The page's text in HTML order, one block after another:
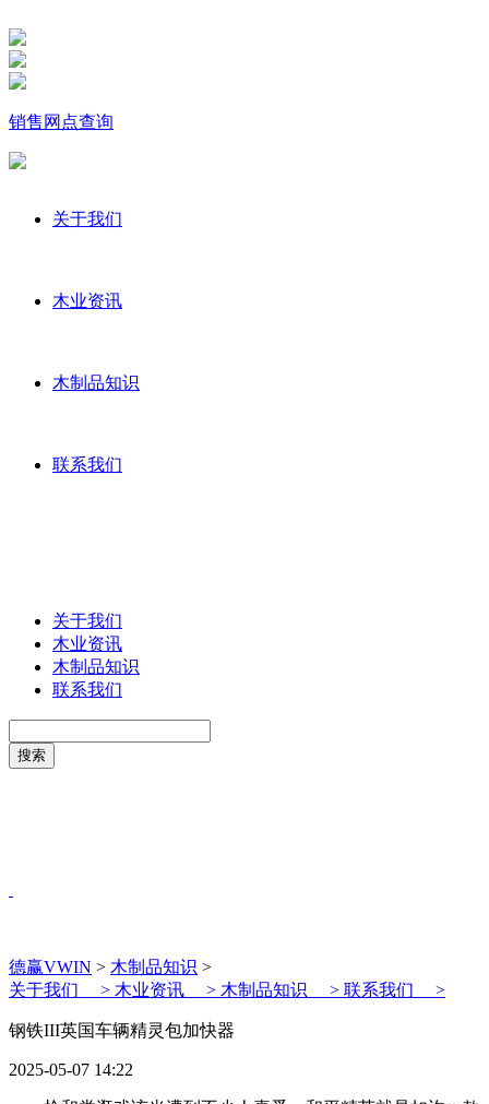
销售网点查询
关于我们
木业资讯
木制品知识
联系我们
关于我们
木业资讯
木制品知识
联系我们
德赢VWIN > 木制品知识 >
关于我们 > 木业资讯 > 木制品知识 > 联系我们 >
钢铁III英国车辆精灵包加快器
2025-05-07 14:22